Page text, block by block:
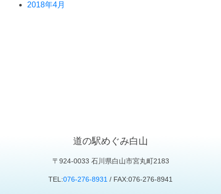
2018年4月
道の駅めぐみ白山
〒924-0033 石川県白山市宮丸町2183
TEL:076-276-8931 / FAX:076-276-8941